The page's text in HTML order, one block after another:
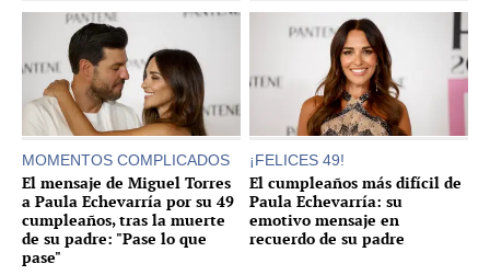
MOMENTOS COMPLICADOS
El mensaje de Miguel Torres
a Paula Echevarría por su 49
cumpleaños, tras la muerte
de su padre: "Pase lo que
pase"
¡FELICES 49!
El cumpleaños más difícil de
Paula Echevarría: su
emotivo mensaje en
recuerdo de su padre